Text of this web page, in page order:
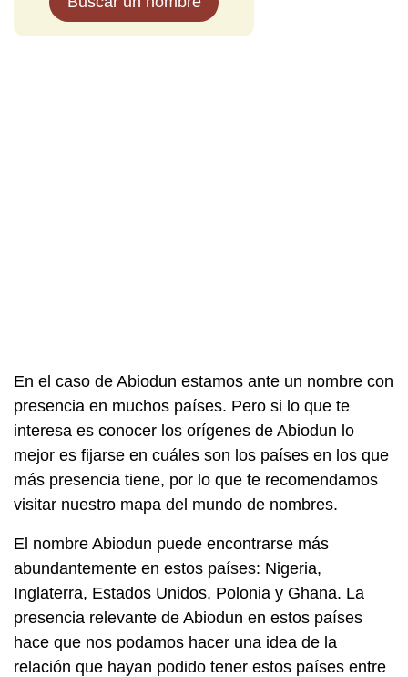
En el caso de Abiodun estamos ante un nombre con
presencia en muchos países. Pero si lo que te
interesa es conocer los orígenes de Abiodun lo
mejor es fijarse en cuáles son los países en los que
más presencia tiene, por lo que te recomendamos
visitar nuestro mapa del mundo de nombres.
El nombre Abiodun puede encontrarse más
abundantemente en estos países: Nigeria,
Inglaterra, Estados Unidos, Polonia y Ghana. La
presencia relevante de Abiodun en estos países
hace que nos podamos hacer una idea de la
relación que hayan podido tener estos países entre